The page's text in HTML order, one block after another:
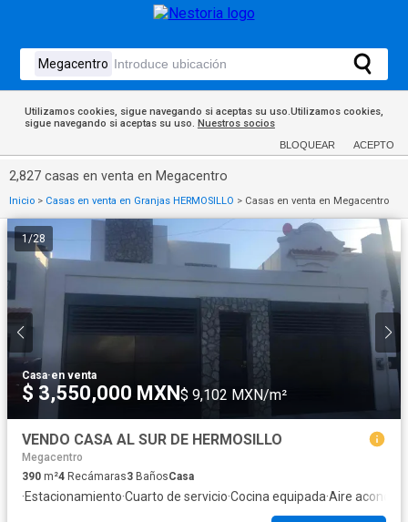
Utilizamos cookies, sigue navegando si aceptas su uso.Utilizamos cookies,
sigue navegando si aceptas su uso. Nuestros socios
BLOQUEAR ACEPTO
2,827 casas en venta en Megacentro
Inicio > Casas en venta en Granjas HERMOSILLO > Casas en venta en Megacentro
1 /28
Casa·en venta
$ 3,550,000 MXN$ 9,102 MXN/m²
VENDO CASA AL SUR DE HERMOSILLO
Megacentro
390 m²4 Recámaras3 BañosCasa
·Estacionamiento·Cuarto de servicio·Cocina equipada·Aire